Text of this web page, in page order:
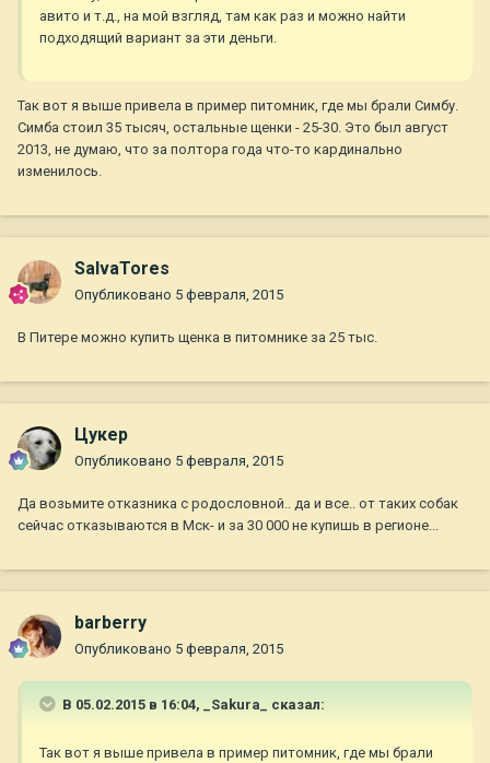
авито и т.д., на мой взгляд, там как раз и можно найти
подходящий вариант за эти деньги.
Так вот я выше привела в пример питомник, где мы брали Симбу.
Симба стоил 35 тысяч, остальные щенки - 25-30. Это был август
2013, не думаю, что за полтора года что-то кардинально
изменилось.
SalvaTores
Опубликовано 5 февраля, 2015
В Питере можно купить щенка в питомнике за 25 тыс.
Цукер
Опубликовано 5 февраля, 2015
Да возьмите отказника с родословной.. да и все.. от таких собак
сейчас отказываются в Мск- и за 30 000 не купишь в регионе...
barberry
Опубликовано 5 февраля, 2015
В 05.02.2015 в 16:04, _Sakura_ сказал:
Так вот я выше привела в пример питомник, где мы брали